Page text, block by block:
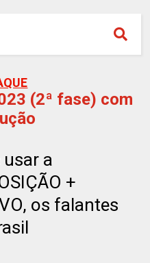
(2ª fase) com
a
+
os falantes